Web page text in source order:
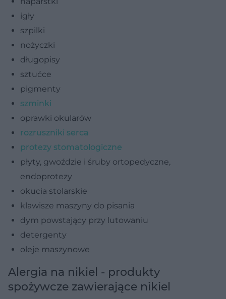
igły
szpilki
nożyczki
długopisy
sztućce
pigmenty
szminki
oprawki okularów
rozruszniki serca
protezy stomatologiczne
płyty, gwoździe i śruby ortopedyczne,
endoprotezy
okucia stolarskie
klawisze maszyny do pisania
dym powstający przy lutowaniu
detergenty
oleje maszynowe
Alergia na nikiel - produkty
spożywcze zawierające nikiel